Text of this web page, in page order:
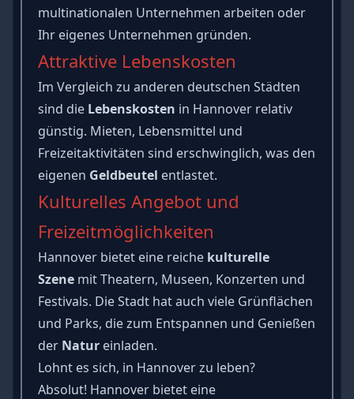
multinationalen Unternehmen arbeiten oder
Ihr eigenes Unternehmen gründen.
Attraktive Lebenskosten
Im Vergleich zu anderen deutschen Städten
sind die Lebenskosten in Hannover relativ
günstig. Mieten, Lebensmittel und
Freizeitaktivitäten sind erschwinglich, was den
eigenen Geldbeutel entlastet.
Kulturelles Angebot und
Freizeitmöglichkeiten
Hannover bietet eine reiche kulturelle
Szenemit Theatern, Museen, Konzerten und
Festivals. Die Stadt hat auch viele Grünflächen
und Parks, die zum Entspannen und Genießen
der Natureinladen.
Lohnt es sich, in Hannover zu leben?
Absolut! Hannover bietet eine